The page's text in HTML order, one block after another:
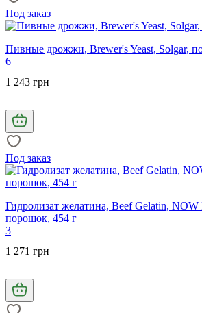
Под заказ
Пивные дрожжи, Brewer's Yeast, Solgar,
6
1 243 грн
Под заказ
Гидролизат желатина, Beef Gelatin, NOW
порошок, 454 г
3
1 271 грн